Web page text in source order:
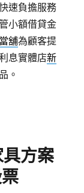
速負擔服務
小額借貸金
舖為顧客提
息實體店新
。
方案